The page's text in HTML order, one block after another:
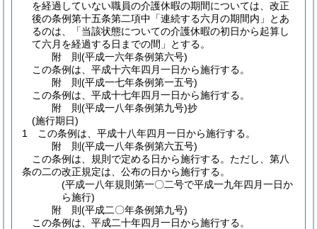
を経過していない職員の介護休暇の期間については、改正
後の条例第十五条第二項中「連続する六月の期間内」とあ
るのは、「当該状態についての介護休暇の初日から起算し
て六月を経過する日までの間」とする。
附 則(平成一六年条例第六号)
この条例は、平成十六年四月一日から施行する。
附 則(平成一七年条例第一五号)
この条例は、平成十七年四月一日から施行する。
附 則(平成一八年条例第九号)抄
(施行期日)
1
この条例は、平成十八年四月一日から施行する。
附 則(平成一八年条例第六五号)
この条例は、規則で定める日から施行する。 ただし、第八
条の二の改正規定は、公布の日から施行する。
(平成一八年規則第一〇二号で平成一九年四月一日か
ら施行)
附 則(平成二〇年条例第九号)
この条例は、平成二十年四月一日から施行する。